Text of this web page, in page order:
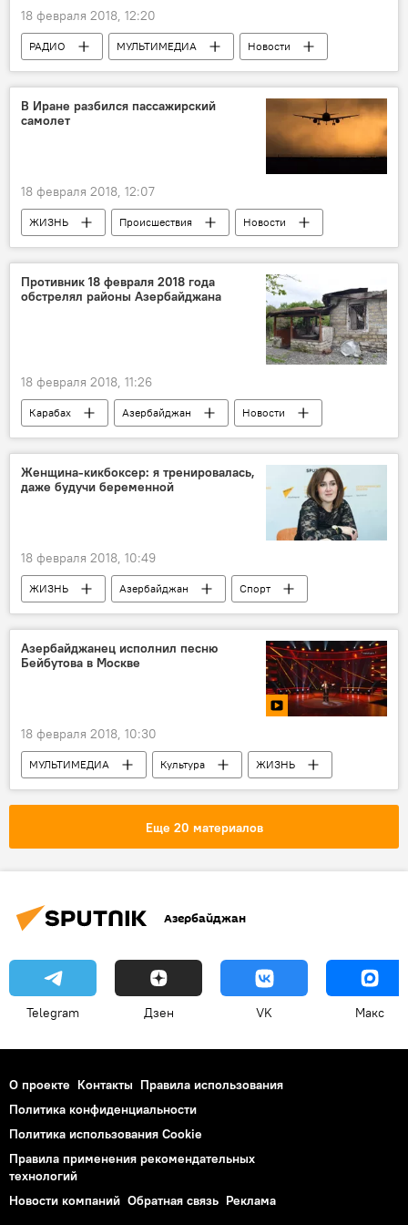
18 февраля 2018, 12:20
РАДИО МУЛЬТИМЕДИА
Новости
Здоровье
ЖИЗНЬ
Спорт
Новости мира
В Иране разбился пассажирский
самолет
18 февраля 2018, 12:07
ЖИЗНЬ Происшествия
Новости
Новости мира
Иран
авиакатастрофа
Противник 18 февраля 2018 года
обстрелял районы Азербайджана
18 февраля 2018, 11:26
Карабах Азербайджан
Новости
Армения
Минобороны АР
обстрел
Женщина-кикбоксер: я тренировалась,
даже будучи беременной
18 февраля 2018, 10:49
ЖИЗНЬ Азербайджан
Спорт
Новости
Хагигат Илдрымова
Спортсменка
Азербайджанец исполнил песню
Бейбутова в Москве
18 февраля 2018, 10:30
МУЛЬТИМЕДИА Культура
ЖИЗНЬ
Азербайджан
Видео
Новости
Еще 20 материалов
Азербайджан
Telegram Дзен VK Макс
О проекте Контакты Правила использования
Политика конфиденциальности
Политика использования Cookie
Правила применения рекомендательных
технологий
Новости компаний Обратная связь Реклама